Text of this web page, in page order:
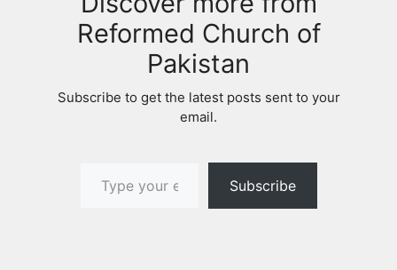
Reformed Church of
Pakistan
Subscribe to get the latest posts sent to your
email.
Subscribe